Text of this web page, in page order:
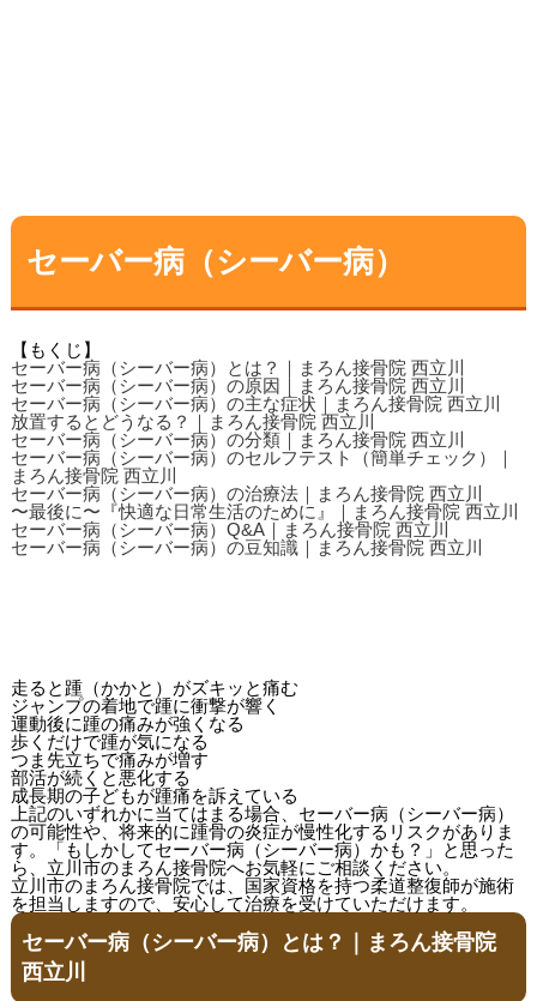
セーバー病（シーバー病）
【もくじ】
セーバー病（シーバー病）とは？｜まろん接骨院 西立川
セーバー病（シーバー病）の原因｜まろん接骨院 西立川
セーバー病（シーバー病）の主な症状｜まろん接骨院 西立川
放置するとどうなる？｜まろん接骨院 西立川
セーバー病（シーバー病）の分類｜まろん接骨院 西立川
セーバー病（シーバー病）のセルフテスト（簡単チェック）｜
まろん接骨院 西立川
セーバー病（シーバー病）の治療法｜まろん接骨院 西立川
〜最後に〜『快適な日常生活のために』｜まろん接骨院 西立川
セーバー病（シーバー病）Q&A｜まろん接骨院 西立川
セーバー病（シーバー病）の豆知識｜まろん接骨院 西立川
走ると踵（かかと）がズキッと痛む
ジャンプの着地で踵に衝撃が響く
運動後に踵の痛みが強くなる
歩くだけで踵が気になる
つま先立ちで痛みが増す
部活が続くと悪化する
成長期の子どもが踵痛を訴えている
上記のいずれかに当てはまる場合、セーバー病（シーバー病）
の可能性や、将来的に踵骨の炎症が慢性化するリスクがありま
す。「もしかしてセーバー病（シーバー病）かも？」と思った
ら、立川市のまろん接骨院へお気軽にご相談ください。
立川市のまろん接骨院では、国家資格を持つ柔道整復師が施術
を担当しますので、安心して治療を受けていただけます。
セーバー病（シーバー病）とは？｜まろん接骨院
西立川